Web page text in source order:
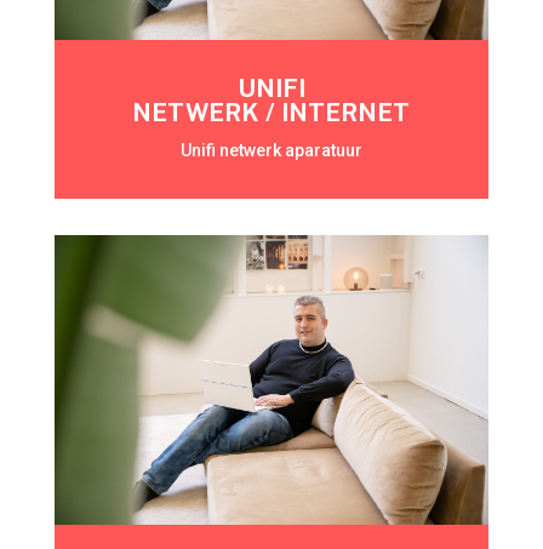
UNIFI
NETWERK / INTERNET
Unifi netwerk aparatuur